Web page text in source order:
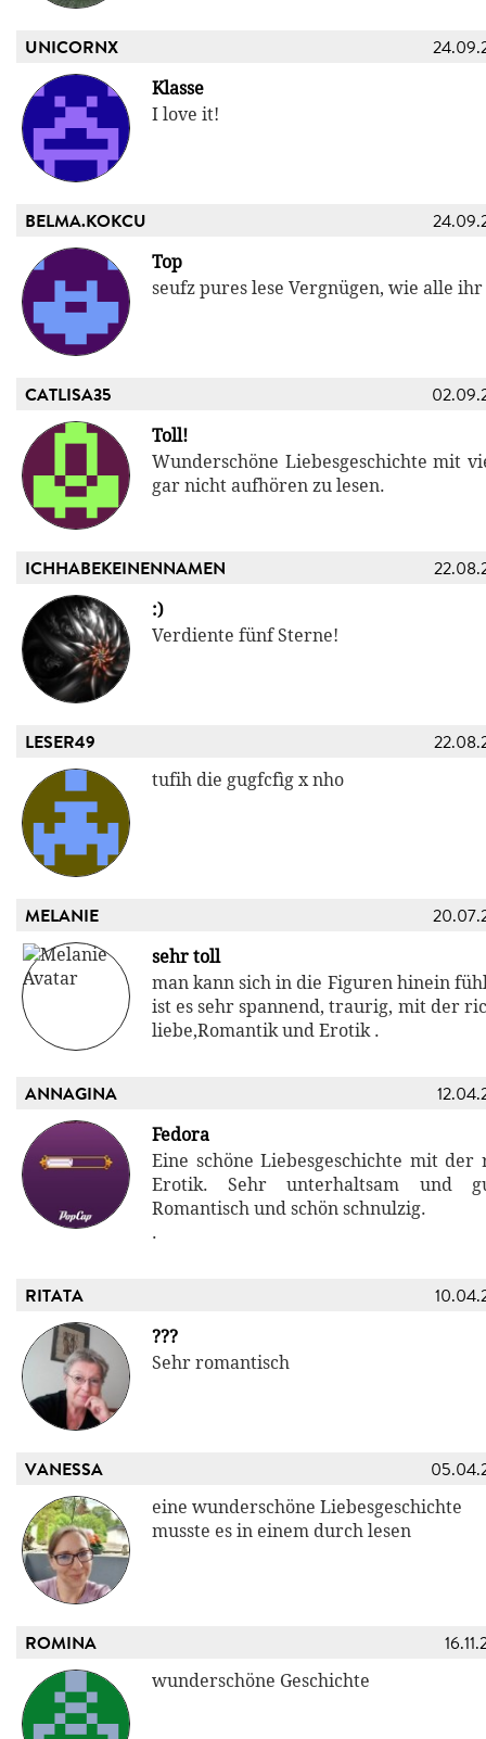
UNICORNX
Klasse
I love it!
BELMA.KOKCU
Top
seufz pures lese Vergnügen, wie alle
CATLISA35
Toll!
Wunderschöne Liebesgeschichte mit
gar nicht aufhören zu lesen.
ICHHABEKEINENNAMEN
:)
Verdiente fünf Sterne!
LESER49
tufih die gugfcfìg x nho
MELANIE
sehr toll
man kann sich in die Figuren hinein
ist es sehr spannend, traurig, mit der
liebe,Romantik und Erotik .
ANNAGINA
Fedora
Eine schöne Liebesgeschichte mit
Erotik. Sehr unterhaltsam und
Romantisch und schön schnulzig.
.
RITATA
???
Sehr romantisch
VANESSA
eine wunderschöne Liebesgeschichte
musste es in einem durch lesen
ROMINA
wunderschöne Geschichte